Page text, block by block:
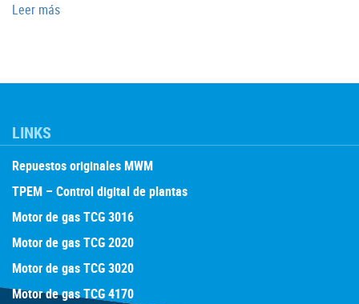
Leer más
LINKS
Repuestos originales MWM
TPEM – Control digital de plantas
Motor de gas TCG 3016
Motor de gas TCG 2020
Motor de gas TCG 3020
Motor de gas TCG 4170